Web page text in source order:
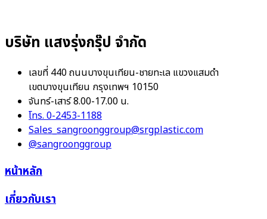
บริษัท แสงรุ่งกรุ๊ป จำกัด
เลขที่ 440 ถนนบางขุนเทียน-ชายทะเล แขวงแสมดำ
เขตบางขุนเทียน กรุงเทพฯ 10150
จันทร์-เสาร์ 8.00-17.00 น.
โทร. 0-2453-1188
Sales_sangroonggroup@srgplastic.com
@sangroonggroup
หน้าหลัก
เกี่ยวกับเรา